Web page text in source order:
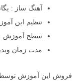
آهنگ ساز :
تنظیم این
سطح آموزش
مدت زمان ویدیو
فروش این آموزش توسط